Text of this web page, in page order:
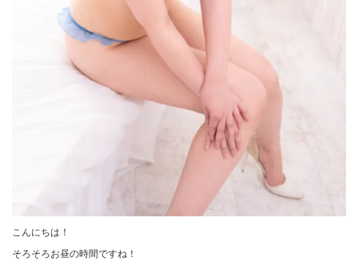
こんにちは！
そろそろお昼の時間ですね！